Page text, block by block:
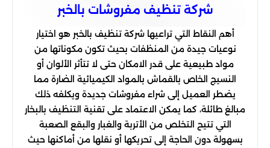
شركة تنظیف مفروشات بالخبر
أهم النقاط التي تراعيها شركة تنظيف بالخبر هو اختيار
نوعيات جيدة من المنظفات بحيث تكون مكوناتها من
مواد طبيعية على قدر الامكان حتى لا تتأثر الألوان أو
النسيج الخاص بالقماش بالمواد الكيميائية الضارة مما
يضطر العميل إلى شراء مفروشات جديدة ويكلفه ذلك
مبالغ طائلة، كما يمكن الاعتماد على تقنية التنظيف بالبخار
التي تتيح التخلص من الأتربة والغبار والبقع الصعبة
بسهولة دون الحاجة إلى تحريكها أو نقلها من أماكنها حيث